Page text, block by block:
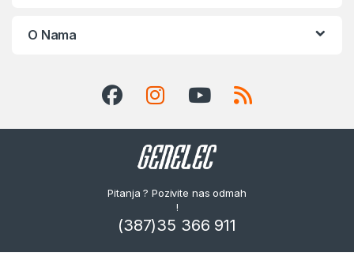
O Nama
Pitanja ? Pozivite nas odmah
!
(387)35 366 911